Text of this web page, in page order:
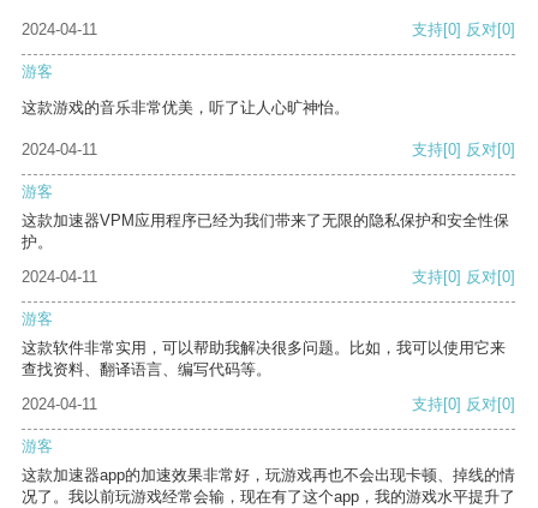
2024-04-11 支持[0] 反对[0]
游客
这款游戏的音乐非常优美，听了让人心旷神怡。
2024-04-11 支持[0] 反对[0]
游客
这款加速器VPM应用程序已经为我们带来了无限的隐私保护和安全性保
护。
2024-04-11
支持[0] 反对[0]
游客
这款软件非常实用，可以帮助我解决很多问题。比如，我可以使用它来
查找资料、翻译语言、编写代码等。
2024-04-11
支持[0] 反对[0]
游客
这款加速器app的加速效果非常好，玩游戏再也不会出现卡顿、掉线的情
况了。我以前玩游戏经常会输，现在有了这个app，我的游戏水平提升了